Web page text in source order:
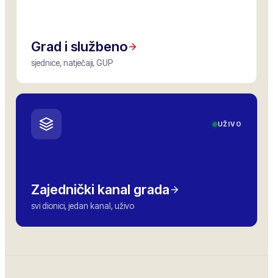
Grad i službeno
sjednice, natječaji, GUP
UŽIVO
Zajednički kanal grada
svi dionici, jedan kanal, uživo